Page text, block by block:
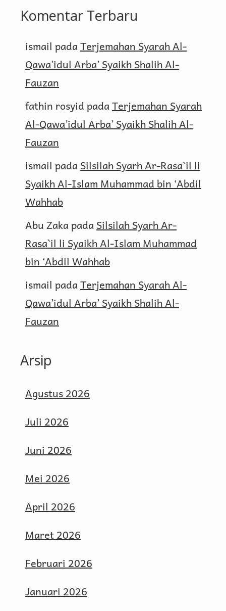
Komentar Terbaru
ismail padaTerjemahan Syarah Al-
Qawa’idul Arba’ Syaikh Shalih Al-
Fauzan
fathin rosyid padaTerjemahan Syarah
Al-Qawa’idul Arba’ Syaikh Shalih Al-
Fauzan
ismail padaSilsilah Syarh Ar-Rasa`il li
Syaikh Al-Islam Muhammad bin ‘Abdil
Wahhab
Abu ZakapadaSilsilah Syarh Ar-
Rasa`il li Syaikh Al-Islam Muhammad
bin ‘Abdil Wahhab
ismail padaTerjemahan Syarah Al-
Qawa’idul Arba’ Syaikh Shalih Al-
Fauzan
Arsip
Agustus 2026
Juli 2026
Juni 2026
Mei 2026
April 2026
Maret 2026
Februari 2026
Januari 2026